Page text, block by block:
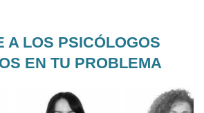
A LOS PSICÓLOGOS
EN TU PROBLEMA